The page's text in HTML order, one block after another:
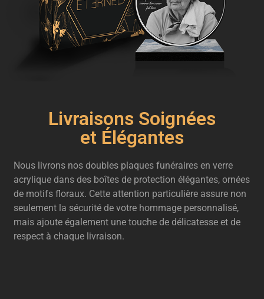
Livraisons Soignées
et Élégantes
Nous livrons nos doubles plaques funéraires en verre
acrylique dans des boîtes de protection élégantes, ornées
de motifs floraux. Cette attention particulière assure non
seulement la sécurité de votre hommage personnalisé,
mais ajoute également une touche de délicatesse et de
respect à chaque livraison.